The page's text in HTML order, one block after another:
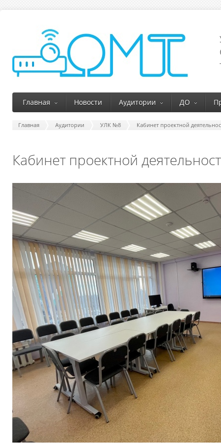
Главная Новости Аудитории ДО
Главная Аудитории УЛК №8 Кабинет проектной
Кабинет проектной